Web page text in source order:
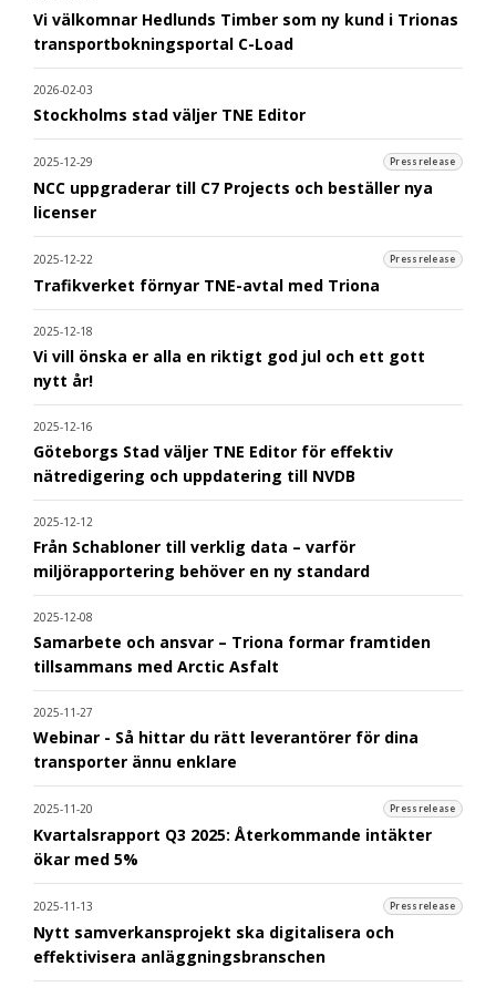
Vi välkomnar Hedlunds Timber som ny kund i Trionas
transportbokningsportal C-Load
2026-02-03
Stockholms stad väljer TNE Editor
2025-12-29 Pressrelease
NCC uppgraderar till C7 Projects och beställer nya
licenser
2025-12-22 Pressrelease
Trafikverket förnyar TNE-avtal med Triona
2025-12-18
Vi vill önska er alla en riktigt god jul och ett gott
nytt år!
2025-12-16
Göteborgs Stad väljer TNE Editor för effektiv
nätredigering och uppdatering till NVDB
2025-12-12
Från Schabloner till verklig data – varför
miljörapportering behöver en ny standard
2025-12-08
Samarbete och ansvar – Triona formar framtiden
tillsammans med Arctic Asfalt
2025-11-27
Webinar - Så hittar du rätt leverantörer för dina
transporter ännu enklare
2025-11-20 Pressrelease
Kvartalsrapport Q3 2025: Återkommande intäkter
ökar med 5%
2025-11-13 Pressrelease
Nytt samverkansprojekt ska digitalisera och
effektivisera anläggningsbranschen